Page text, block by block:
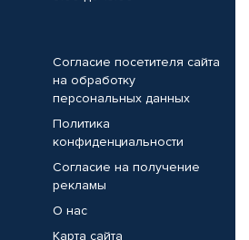
Согласие посетителя сайта
на обработку
персональных данных
Политика
конфиденциальности
Согласие на получение
рекламы
О нас
Карта сайта